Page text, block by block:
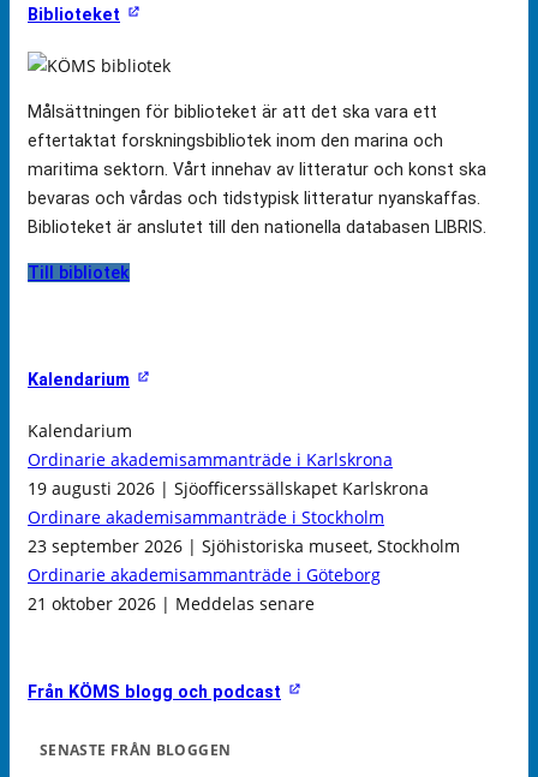
Biblioteket
Målsättningen för biblioteket är att det ska vara ett
eftertaktat forskningsbibliotek inom den marina och
maritima sektorn. Vårt innehav av litteratur och konst ska
bevaras och vårdas och tidstypisk litteratur nyanskaffas.
Biblioteket är anslutet till den nationella databasen LIBRIS.
Till bibliotek
Kalendarium
Kalendarium
Ordinarie akademisammanträde i Karlskrona
19 augusti 2026 | Sjöofficerssällskapet Karlskrona
Ordinare akademisammanträde i Stockholm
23 september 2026 | Sjöhistoriska museet, Stockholm
Ordinarie akademisammanträde i Göteborg
21 oktober 2026 | Meddelas senare
Från KÖMS blogg och podcast
SENASTE FRÅN BLOGGEN